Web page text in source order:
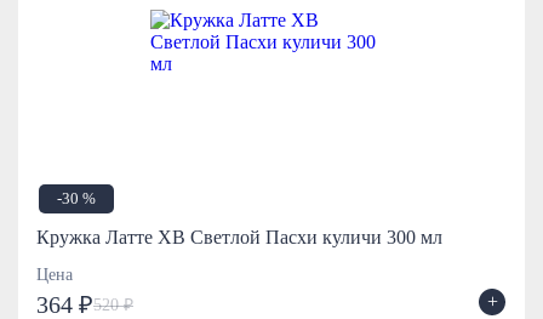
-30 %
Кружка Латте ХВ Светлой Пасхи куличи 300 мл
Цена
364 ₽520 ₽ +